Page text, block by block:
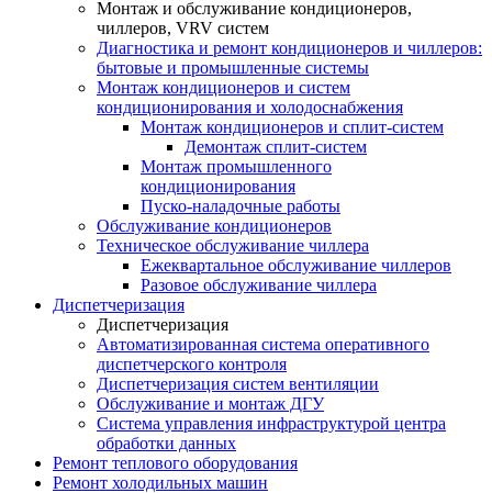
Монтаж и обслуживание кондиционеров,
чиллеров, VRV систем
Диагностика и ремонт кондиционеров и чиллеров:
бытовые и промышленные системы
Монтаж кондиционеров и систем
кондиционирования и холодоснабжения
Монтаж кондиционеров и сплит-систем
Демонтаж сплит-систем
Монтаж промышленного
кондиционирования
Пуско-наладочные работы
Обслуживание кондиционеров
Техническое обслуживание чиллера
Ежеквартальное обслуживание чиллеров
Разовое обслуживание чиллера
Диспетчеризация
Диспетчеризация
Автоматизированная система оперативного
диспетчерского контроля
Диспетчеризация систем вентиляции
Обслуживание и монтаж ДГУ
Система управления инфраструктурой центра
обработки данных
Ремонт теплового оборудования
Ремонт холодильных машин